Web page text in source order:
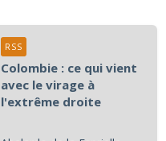
Colombie : ce qui vient
avec le virage à
l'extrême droite
RSS